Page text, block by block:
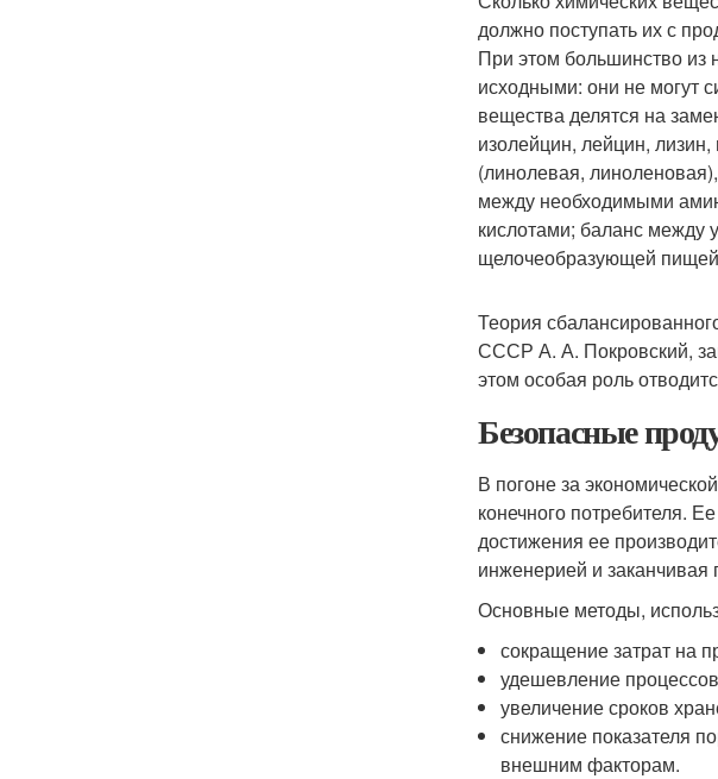
должно поступать их с
При этом большинство из
исходными: они не могут
вещества делятся на
изолейцин, лейцин,
(линолевая,
между необходимыми
кислотами; баланс
щелочеобразующей
Теория
СССР А. А. Покровский,
этом особая роль
Безопасные
В погоне за
конечного потребителя.
достижения ее
инженерией и
Основные методы,
сокращение затрат на
удешевление
увеличение сроков
снижение показателя
внешним факторам.